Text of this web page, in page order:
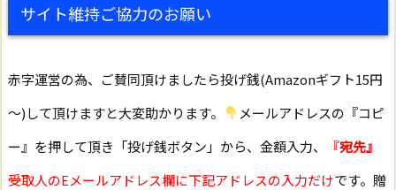
サイト維持ご協力のお願い
赤字運営の為、ご賛同頂けましたら投げ銭(Amazonギフト15円
～)して頂けますと大変助かります。
メールアドレスの『コピ
ー』を押して頂き「投げ銭ボタン」から、金額入力、
『宛先』
受取人のEメールアドレス欄に下記アドレスの入力だけです。贈